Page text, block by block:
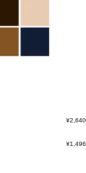
¥2,640
¥1,496